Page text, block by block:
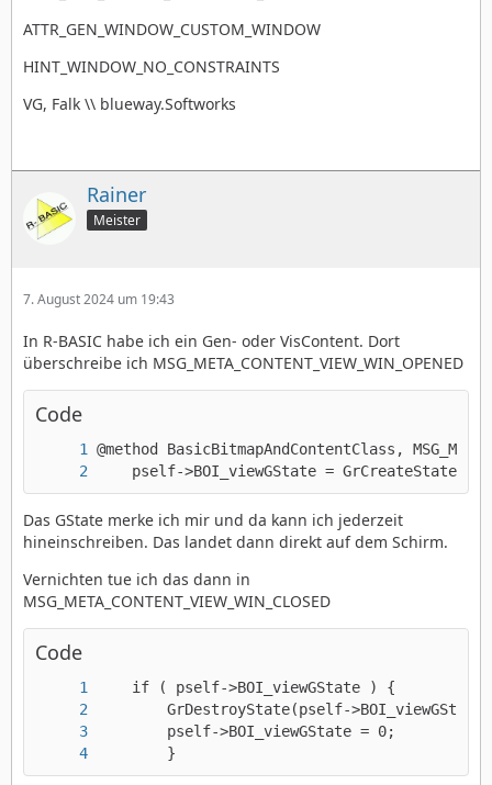
ATTR_GEN_WINDOW_CUSTOM_WINDOW
HINT_WINDOW_NO_CONSTRAINTS
VG, Falk \\ blueway.Softworks
Rainer
Meister
7. August 2024 um 19:43
In R-BASIC habe ich ein Gen- oder VisContent. Dort
überschreibe ich MSG_META_CONTENT_VIEW_WIN_OPENED
Code
pself->BOI_viewGState =
Das GState merke ich mir und da kann ich jederzeit
hineinschreiben. Das landet dann direkt auf dem Schirm.
Vernichten tue ich das dann in
MSG_META_CONTENT_VIEW_WIN_CLOSED
Code
		}